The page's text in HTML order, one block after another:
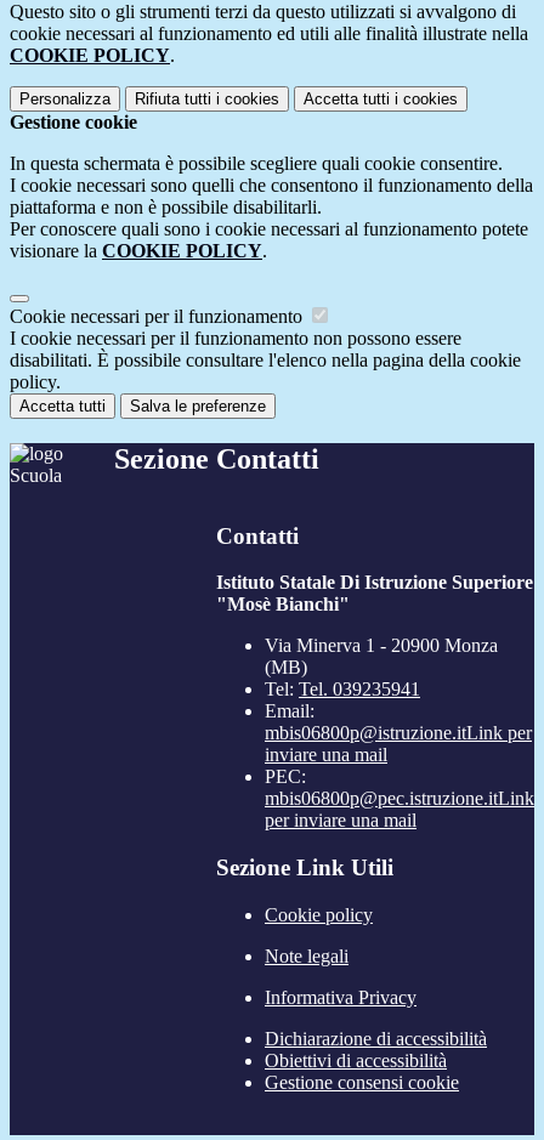
Questo sito o gli strumenti terzi da questo utilizzati si avvalgono di
cookie necessari al funzionamento ed utili alle finalità illustrate nella
COOKIE POLICY.
Personalizza Rifiuta tutti i cookies Accetta tutti i cookies
Gestione cookie
In questa schermata è possibile scegliere quali cookie consentire.
I cookie necessari sono quelli che consentono il funzionamento della
piattaforma e non è possibile disabilitarli.
Per conoscere quali sono i cookie necessari al funzionamento potete
visionare la COOKIE POLICY.
Cookie necessari per il funzionamento
I cookie necessari per il funzionamento non possono essere
disabilitati. È possibile consultare l'elenco nella pagina della cookie
policy.
Accetta tutti Salva le preferenze
Sezione Contatti
Contatti
Istituto Statale Di Istruzione Superiore
"Mosè Bianchi"
Via Minerva 1 - 20900 Monza
(MB)
Tel: Tel. 039235941
Email:
mbis06800p@istruzione.itLink per
inviare una mail
PEC:
mbis06800p@pec.istruzione.itLink
per inviare una mail
Sezione Link Utili
Cookie policy
Note legali
Informativa Privacy
Dichiarazione di accessibilità
Obiettivi di accessibilità
Gestione consensi cookie